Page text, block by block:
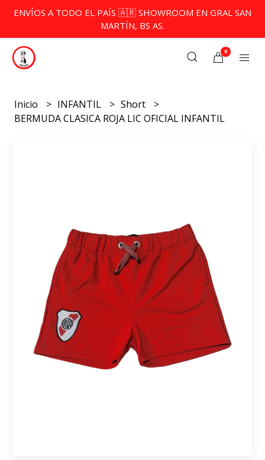
ENVÍOS A TODO EL PAÍS 🇦🇷 SHOWROOM EN GRAL SAN
MARTÍN, BS AS.
0
Inicio INFANTIL
Short
BERMUDA CLASICA ROJA LIC OFICIAL INFANTIL